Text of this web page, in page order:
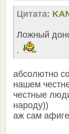
Цитата:
Ложный
.
абсолютно
нашем
честные
народу))
аж сам